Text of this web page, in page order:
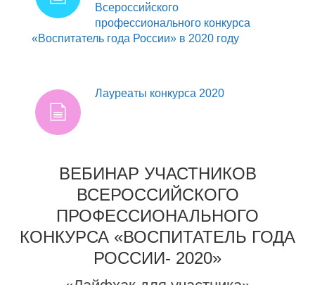
Всероссийского
профессионального конкурса
«Воспитатель года России» в 2020 году
Лауреаты конкурса 2020
ВЕБИНАР УЧАСТНИКОВ
ВСЕРОССИЙСКОГО
ПРОФЕССИОНАЛЬНОГО
КОНКУРСА «ВОСПИТАТЕЛЬ ГОДА
РОССИИ- 2020»